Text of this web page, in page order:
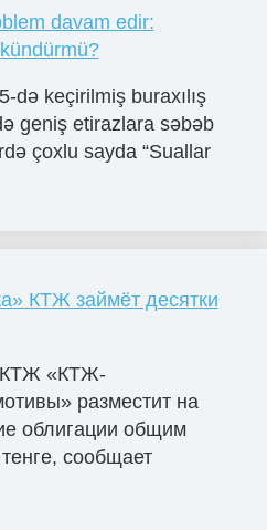
davam edir:
də keçirilmiş buraxılış
geniş etirazlara səbəb
çoxlu sayda “Suallar
КТЖ займёт десятки
КТЖ «КТЖ-
разместит на
облигации общим
сообщает